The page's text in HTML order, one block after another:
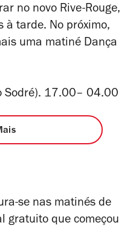
no novo Rive-Rouge,
à tarde. No próximo,
uma matiné Dança
Sodré). 17.00– 04.00
se nas matinés de
gratuito que começou